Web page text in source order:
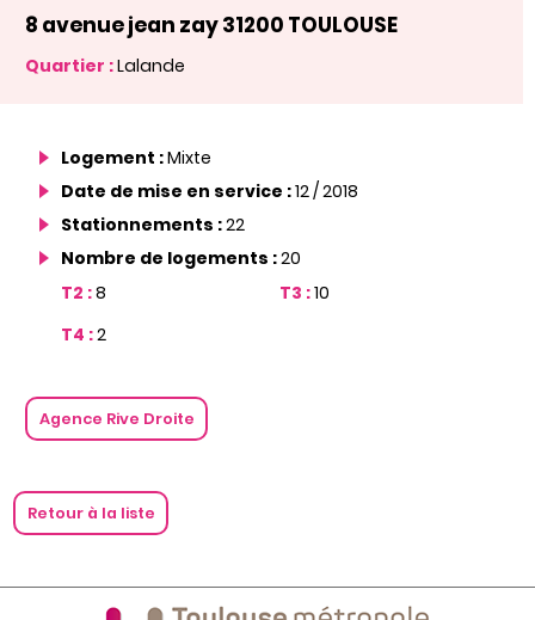
8 avenue jean zay 31200 TOULOUSE
Quartier :Lalande
Logement :Mixte
Date de mise en service :12 / 2018
Stationnements :22
Nombre de logements :20
T2 :8 T3 :10
T4 :2
Agence Rive Droite
Retour à la liste